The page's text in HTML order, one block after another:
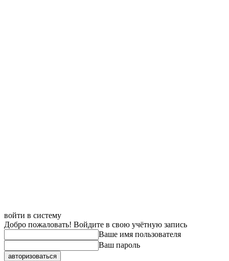
войти в систему
Добро пожаловать! Войдите в свою учётную запись
Ваше имя пользователя
Ваш пароль